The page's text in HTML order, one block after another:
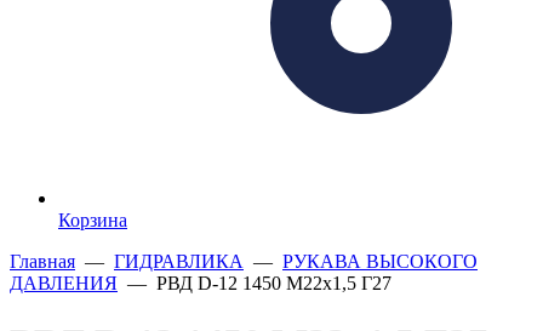
Корзина
Главная — ГИДРАВЛИКА — РУКАВА ВЫСОКОГО
ДАВЛЕНИЯ — РВД D-12 1450 М22х1,5 Г27